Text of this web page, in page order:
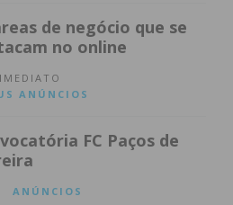
de negócio que se
no online
IMEDIATO
ANÚNCIOS
FC Paços de
ANÚNCIOS